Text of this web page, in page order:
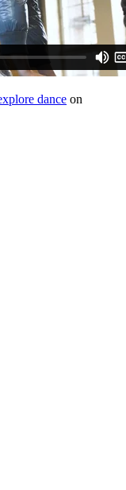
dance on